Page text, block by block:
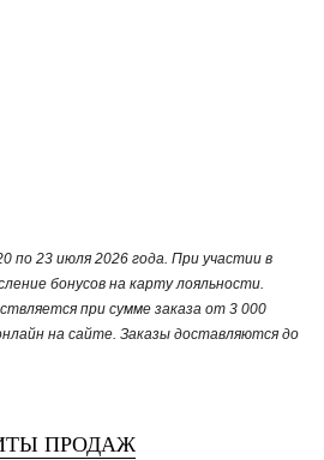
по 23 июля 2026 года. При участии в
бонусов на карту лояльности.
при сумме заказа от 3 000
на сайте. Заказы доставляются до
ПРОДАЖ